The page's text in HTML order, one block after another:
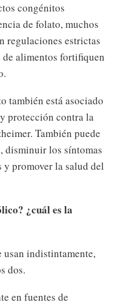
congénitos
de folato, muchos
regulaciones estrictas
alimentos fortifiquen
también está asociado
protección contra la
También puede
disminuir los síntomas
promover la salud del
¿cuál es la
usan indistintamente,
dos.
en fuentes de